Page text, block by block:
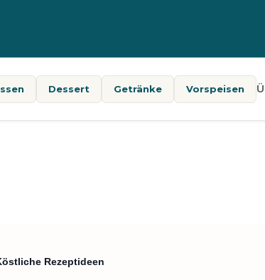
Dessert Getränke Vorspeisen
Rezeptideen